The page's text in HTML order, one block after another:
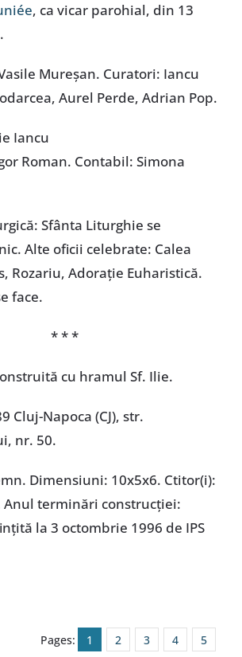
, ca vicar parohial, din 13
Mureșan. Curatori: Iancu
Aurel Perde, Adrian Pop.
Iancu
Roman. Contabil: Simona
Sfânta Liturghie se
Alte oficii celebrate: Calea
Rozariu, Adorație Euharistică.
face.
* * *
cu hramul Sf. Ilie.
Cluj-Napoca (CJ), str.
nr. 50.
Dimensiuni: 10x5x6. Ctitor(i):
Anul terminări construcţiei:
la 3 octombrie 1996 de IPS
Pages: 1 2 3 4 5